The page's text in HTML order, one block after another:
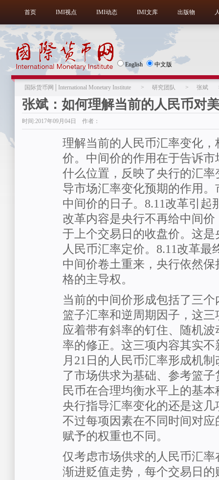
首页 IMI视点 IMI动态 IMI文库 出版物
English 中文版
国际货币网│International Monetary Institute > 研究团队 > 张斌
张斌：如何理解当前的人民币对
时间:2017年09月04日 作者：
理解当前的人民币汇率变化
价。中间价的作用在于告诉
什么位置，反映了央行的汇
导市场汇率变化预期的作用
中间价的日子。8.11改革引起
改革内容是央行不再给中间
于上个交易日的收盘价。这
人民币汇率定价。8.11改革最
中间价卷土重来，央行依然
格的主导权。
当前的中间价形成包括了三
篮子汇率和逆周期因子，这
应着带有斜率的钉住、随机
率的修正。这三项内容其实不
月21日的人民币汇率形成机
了市场供求为基础、参考篮
民币在合理均衡水平上的基
央行指导汇率变化的还是这
不过每项因素在不同时间对
赋予的权重也不同。
仅考虑市场供求的人民币汇
渐进贬值走势，每个交易日